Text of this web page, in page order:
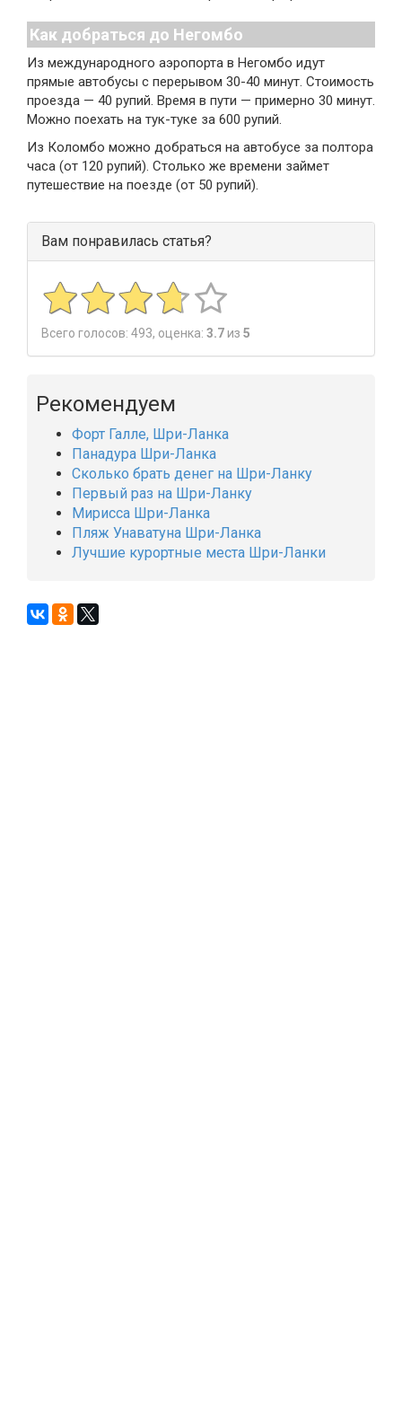
Как добраться до Негомбо
Из международного аэропорта в Негомбо идут
прямые автобусы с перерывом 30-40 минут. Стоимость
проезда — 40 рупий. Время в пути — примерно 30 минут.
Можно поехать на тук-туке за 600 рупий.
Из Коломбо можно добраться на автобусе за полтора
часа (от 120 рупий). Столько же времени займет
путешествие на поезде (от 50 рупий).
Вам понравилась статья?
Всего голосов: 493, оценка: 3.7 из 5
Рекомендуем
Форт Галле, Шри-Ланка
Панадура Шри-Ланка
Сколько брать денег на Шри-Ланку
Первый раз на Шри-Ланку
Мирисса Шри-Ланка
Пляж Унаватуна Шри-Ланка
Лучшие курортные места Шри-Ланки